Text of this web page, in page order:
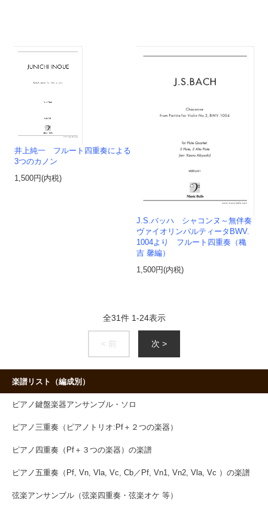
井上純一 フルート四重奏による
3つのカノン
1,500円(内税)
J.S.バッハ シャコンヌ～無伴奏
ヴァイオリンパルティータBWV.
1004より フルート四重奏（穐
吉 馨編）
1,500円(内税)
全31件 1-24表示
< 前 次 >
楽譜リスト（編成別）
ピアノ鍵盤楽器アンサンブル・ソロ
ピアノ三重奏（ピアノトリオ:Pf＋２つの楽器）
ピアノ四重奏（Pf＋３つの楽器）の楽譜
ピアノ五重奏（Pf, Vn, Vla, Vc, Cb／Pf, Vn1, Vn2, Vla, Vc ）の楽譜
弦楽アンサンブル（弦楽四重奏・弦楽オケ 等）